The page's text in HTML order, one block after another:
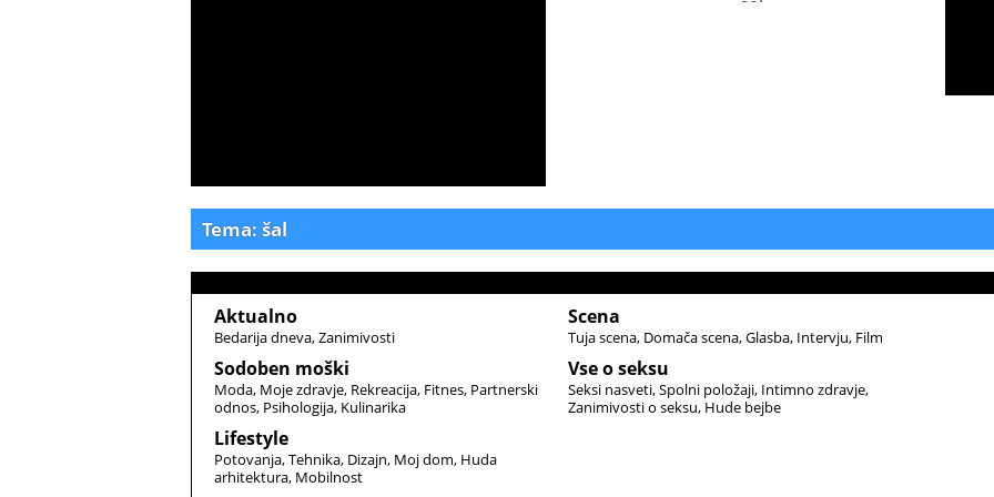
Tema: šal
Aktualno
Bedarija dneva Zanimivosti
Sodoben moški
Moda Moje zdravje Rekreacija Fitnes Partnerski
odnos Psihologija Kulinarika
Lifestyle
Potovanja Tehnika Dizajn Moj dom Huda
arhitektura Mobilnost
Scena
Tuja scena Domača scena Glasba Intervju Film
Vse o seksu
Seksi nasveti Spolni položaji Intimno zdravje
Zanimivosti o seksu Hude bejbe